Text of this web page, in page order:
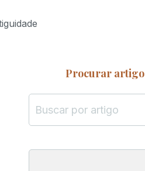
Procurar artigo